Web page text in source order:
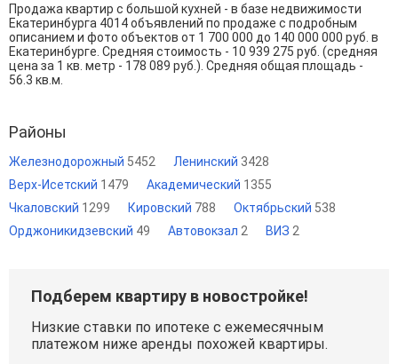
Продажа квартир с большой кухней - в базе недвижимости
Екатеринбурга 4014 объявлений по продаже с подробным
описанием и фото объектов от 1 700 000 до 140 000 000 руб. в
Екатеринбурге. Средняя стоимость - 10 939 275 руб. (средняя
цена за 1 кв. метр - 178 089 руб.). Средняя общая площадь -
56.3 кв.м.
Районы
Железнодорожный 5452 Ленинский 3428
Верх-Исетский 1479 Академический 1355
Чкаловский 1299 Кировский 788 Октябрьский 538
Орджоникидзевский 49 Автовокзал 2 ВИЗ 2
Подберем квартиру в новостройке!
Низкие ставки по ипотеке с ежемесячным
платежом ниже аренды похожей квартиры.